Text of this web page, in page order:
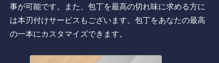
事が可能です。また、包丁を最高の切れ味に求める方に
は本刃付けサービスもございます。包丁をあなたの最高
の一本にカスタマイズできます。